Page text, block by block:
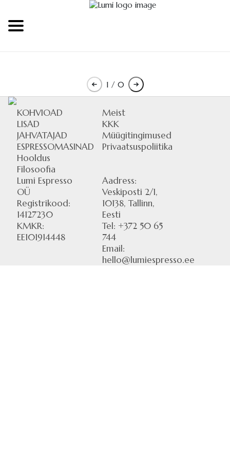
1 / 0
KOHVIOAD
LISAD
JAHVATAJAD
ESPRESSOMASINAD
Hooldus
Filosoofia
Meist
KKK
Müügitingimused
Privaatsuspoliitika
Lumi Espresso
OÜ
Registrikood:
14127230
KMKR:
EE101914448
Aadress:
Veskiposti 2/1,
10138, Tallinn,
Eesti
Tel: +372 50 65
744
Email:
hello@lumiespresso.ee